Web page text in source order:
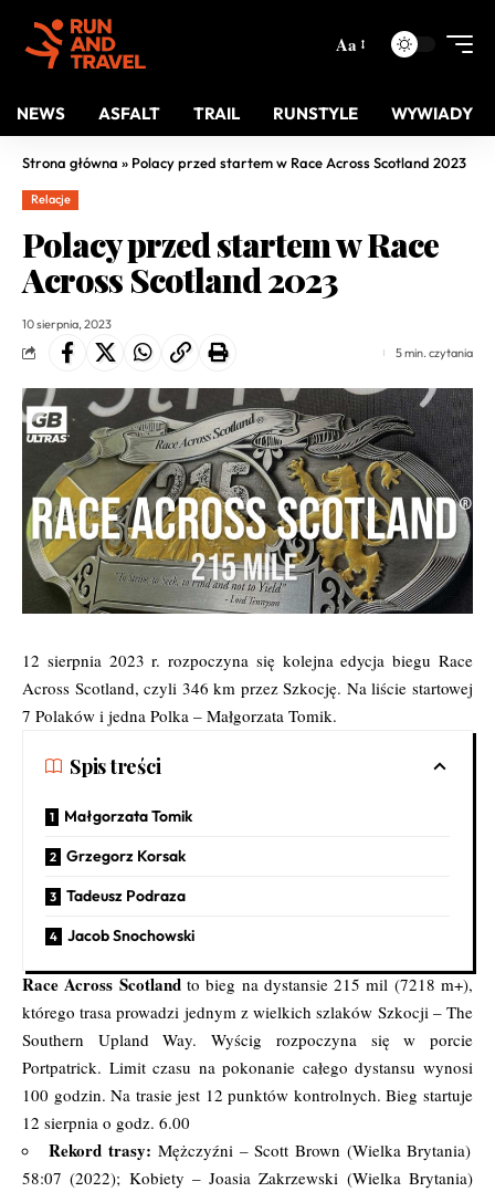
Aa
NEWS ASFALT TRAIL RUNSTYLE WYWIADY
Strona główna » Polacy przed startem w Race Across Scotland 2023
Relacje
Polacy przed startem w Race
Across Scotland 2023
10 sierpnia, 2023
5 min. czytania
12 sierpnia 2023 r. rozpoczyna się kolejna edycja biegu Race
Across Scotland, czyli 346 km przez Szkocję. Na liście startowej
7 Polaków i jedna Polka – Małgorzata Tomik.
Spis treści
Małgorzata Tomik
Grzegorz Korsak
Tadeusz Podraza
Jacob Snochowski
Race Across Scotland to bieg na dystansie 215 mil (7218 m+),
którego trasa prowadzi jednym z wielkich szlaków Szkocji – The
Southern Upland Way. Wyścig rozpoczyna się w porcie
Portpatrick. Limit czasu na pokonanie całego dystansu wynosi
100 godzin. Na trasie jest 12 punktów kontrolnych. Bieg startuje
12 sierpnia o godz. 6.00
Rekord trasy: Mężczyźni – Scott Brown (Wielka Brytania)
58:07 (2022); Kobiety – Joasia Zakrzewski (Wielka Brytania)